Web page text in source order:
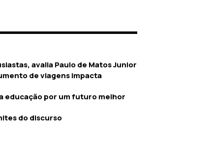
avalia Paulo de Matos Junior
de viagens impacta
educação por um futuro melhor
do discurso